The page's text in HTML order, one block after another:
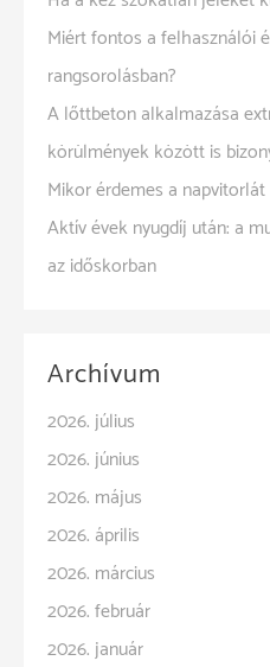
Miért fontos a felhasználói
rangsorolásban?
A lőttbeton alkalmazása
körülmények között is
Mikor érdemes a napvitorlát
Aktív évek nyugdíj után: a
az időskorban
Archívum
2026. július
2026. június
2026. május
2026. április
2026. március
2026. február
2026. január